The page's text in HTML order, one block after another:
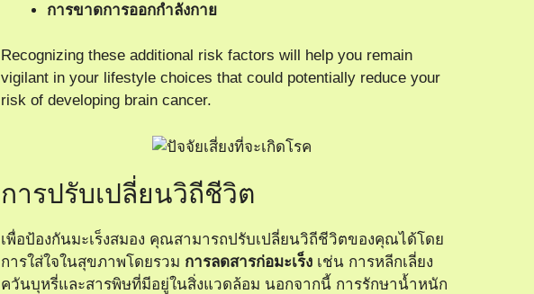
การขาดการออกกำลังกาย
Recognizing these additional risk factors will help you remain
vigilant in your lifestyle choices that could potentially reduce your
risk of developing brain cancer.
การปรับเปลี่ยนวิถีชีวิต
เพื่อป้องกันมะเร็งสมอง คุณสามารถปรับเปลี่ยนวิถีชีวิตของคุณได้โดย
การใส่ใจในสุขภาพโดยรวม การลดสารก่อมะเร็ง เช่น การหลีกเลี่ยง
ควันบุหรี่และสารพิษที่มีอยู่ในสิ่งแวดล้อม นอกจากนี้ การรักษาน้ำหนัก